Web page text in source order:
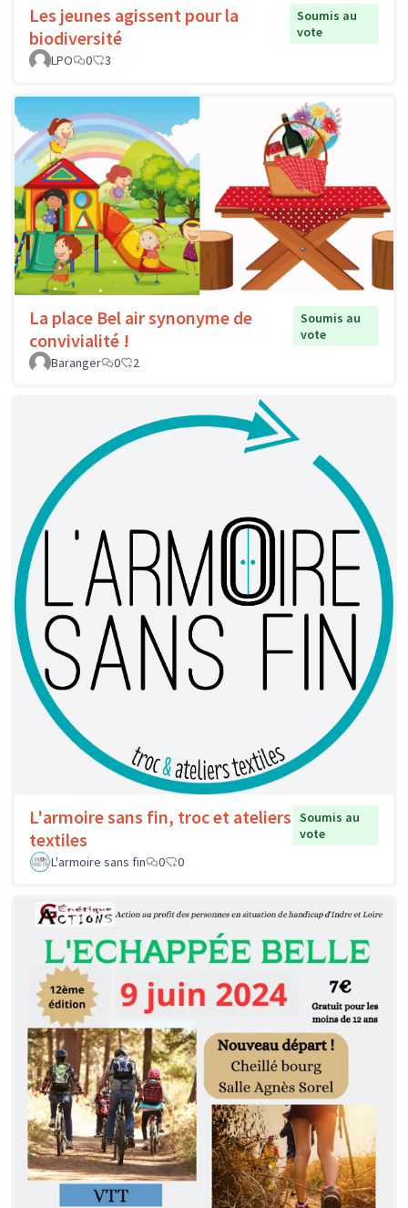
Les jeunes agissent pour la
biodiversité
Soumis au
vote
LPO
0 3
La place Bel air synonyme de
convivialité !
Soumis au
vote
Baranger
0 2
L'armoire sans fin, troc et ateliers
textiles
Soumis au
vote
L'armoire sans fin
0 0